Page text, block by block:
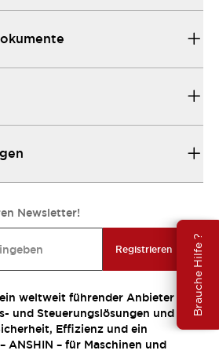
Brauche Hilfe ?
Newsletter!
Registrieren
weltweit führender Anbieter
und Steuerungslösungen und
Effizienz und ein
ANSHIN – für Maschinen und